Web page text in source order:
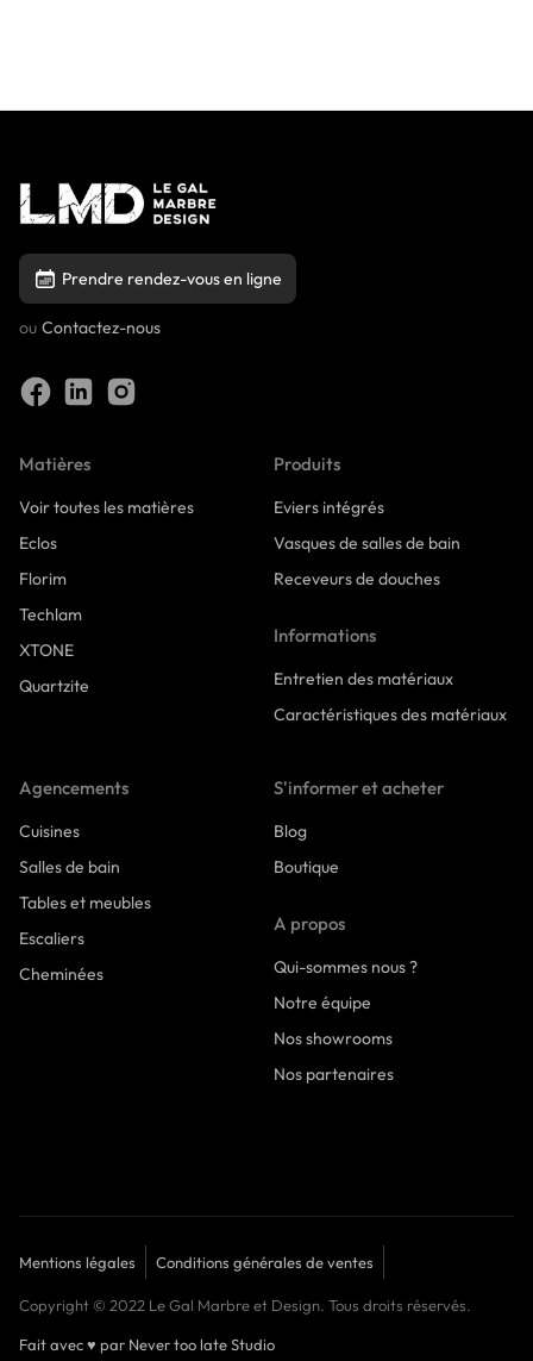
Prendre rendez-vous en ligne
ou Contactez-nous
Matières
Voir toutes les matières
Eclos
Florim
Techlam
XTONE
Quartzite
Produits
Eviers intégrés
Vasques de salles de bain
Receveurs de douches
Informations
Entretien des matériaux
Caractéristiques des matériaux
Agencements
Cuisines
Salles de bain
Tables et meubles
Escaliers
Cheminées
S'informer et acheter
Blog
Boutique
A propos
Qui-sommes nous ?
Notre équipe
Nos showrooms
Nos partenaires
Mentions légales Conditions générales de ventes
Copyright © 2022 Le Gal Marbre et Design. Tous droits réservés.
Fait avec♥ par Never too late Studio